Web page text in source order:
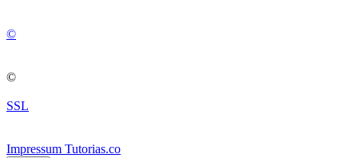
©
©
SSL
Impressum Tutorias.co